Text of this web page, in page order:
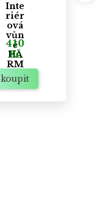
Inte
riér
ová
vůn
ě
HA
RM
IE
410
Kč
koupit